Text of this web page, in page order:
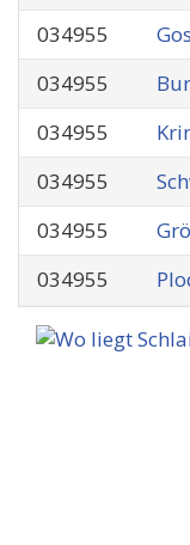
034955
034955
034955
034955
034955
034955